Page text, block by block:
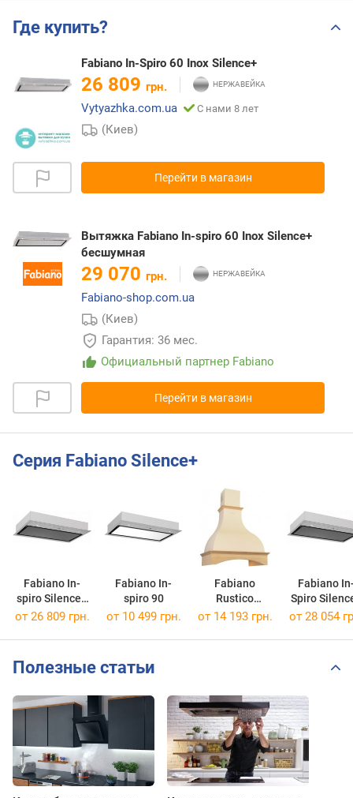
Где купить?
Fabiano In-Spiro 60 Inox Silence+
26 809 грн.
Vytyazhka.com.ua
С нами 8 лет
(Киев)
Перейти в магазин
Вытяжка Fabiano In-spiro 60 Inox Silence+
бесшумная
29 070 грн.
Fabiano-shop.com.ua
(Киев)
Гарантия: 36 мес.
Официальный партнер Fabiano
Перейти в магазин
Серия Fabiano Silence+
Fabiano In-
spiro Silence+
60
Fabiano In-
spiro 90
Fabiano
Rustico
Silence+ 60
Fabiano
Spiro
90
от 26 809 грн. от 10 499 грн. от 14 193 грн. от 28 054
Полезные статьи